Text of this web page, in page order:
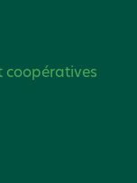
coopératives